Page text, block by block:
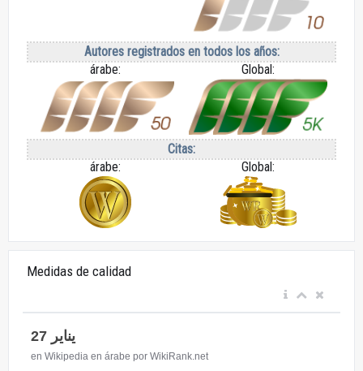
Autores registrados en todos los años:
árabe:
Global:
Citas:
árabe:
Global:
Medidas de calidad